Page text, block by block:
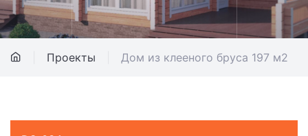
Проекты Дом из клееного бруса 197 м2